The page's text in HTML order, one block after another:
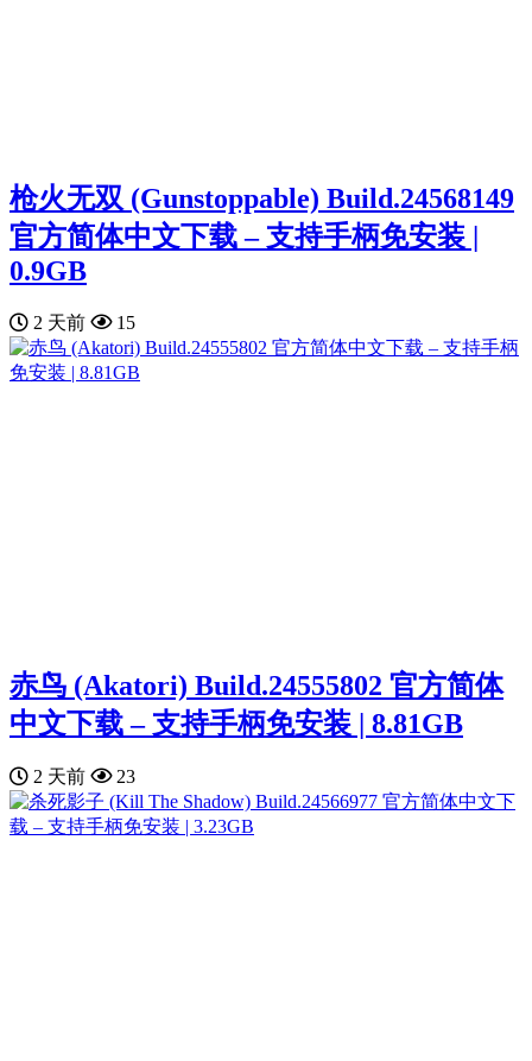
枪火无双 (Gunstoppable) Build.24568149
官方简体中文下载 – 支持手柄免安装 |
0.9GB
2 天前 15
赤鸟 (Akatori) Build.24555802 官方简体
中文下载 – 支持手柄免安装 | 8.81GB
2 天前 23